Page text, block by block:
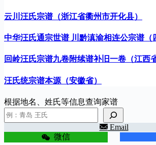
云川汪氏宗谱（浙江省衢州市开化县）
中华汪氏通宗世谱 川黔滇渝相连公宗谱（
回岭汪氏宗谱九卷附续谱补旧一卷（江西
汪氏统宗谱本源（安徽省）
根据地名、姓氏等信息查询家谱
Email
微信